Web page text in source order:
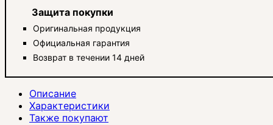
Защита покупки
Оригинальная продукция
Официальная гарантия
Возврат в течении 14 дней
Описание
Характеристики
Также покупают